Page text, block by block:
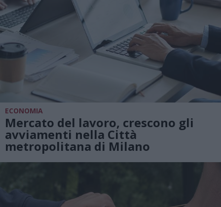
ECONOMIA
Mercato del lavoro, crescono gli
avviamenti nella Città
metropolitana di Milano